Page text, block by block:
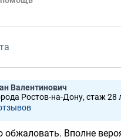
Валентинович
Ростов-на-Дону, стаж 28
обжаловать. Вполне